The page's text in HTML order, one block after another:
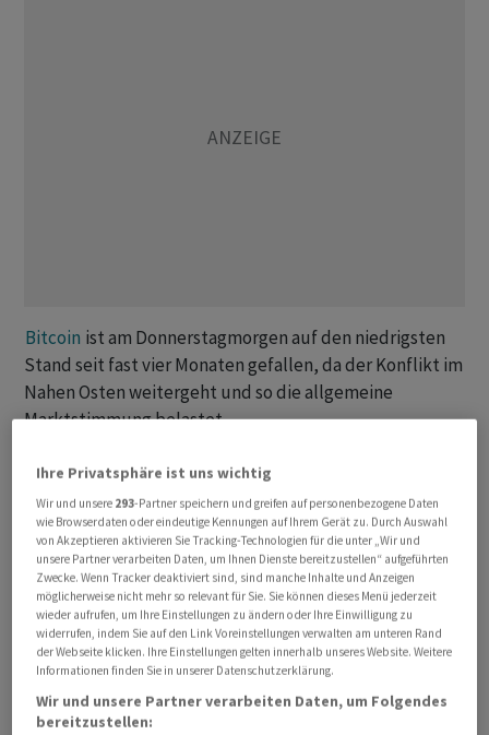
Bitcoin ist am Donnerstagmorgen auf den niedrigsten
Stand seit fast vier Monaten gefallen, da der Konflikt im
Nahen Osten weitergeht und so die allgemeine
Marktstimmung belastet.
Konkret fiel die Kryptowährung im frühen Handel am
heutigen Donnerstag in Singapur um 5,5 Prozent auf
61'322 Dollar und damit auf den niedrigsten Stand seit
dem 6. Februar. Daraufhin stabilisierte sie sich wieder,
ohne allerdings über 65'000 Dollar zu steigen.
«Der starke Kursausschlag zeigt, dassBitcoinbei rund
63'000 Dollar Unterstützung findet, was viele Händler
genau beobachtet haben», sagte Damien Loh, Chief
Investment Officer bei Ericsenz Capital. «Viele Anleger
Ihre Privatsphäre ist uns wichtig
Wir und unsere 293-Partner speichern und greifen auf personenbezogene Daten
wie Browserdaten oder eindeutige Kennungen auf Ihrem Gerät zu. Durch Auswahl
von Akzeptieren aktivieren Sie Tracking-Technologien für die unter „Wir und
unsere Partner verarbeiten Daten, um Ihnen Dienste bereitzustellen“ aufgeführten
Zwecke. Wenn Tracker deaktiviert sind, sind manche Inhalte und Anzeigen
möglicherweise nicht mehr so relevant für Sie. Sie können dieses Menü jederzeit
wieder aufrufen, um Ihre Einstellungen zu ändern oder Ihre Einwilligung zu
widerrufen, indem Sie auf den Link Voreinstellungen verwalten am unteren Rand
der Webseite klicken. Ihre Einstellungen gelten innerhalb unseres Website. Weitere
Informationen finden Sie in unserer Datenschutzerklärung.
Wir und unsere Partner verarbeiten Daten, um Folgendes
bereitzustellen: